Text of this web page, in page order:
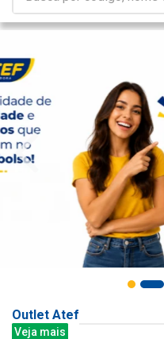
Outlet Atef
Veja mais